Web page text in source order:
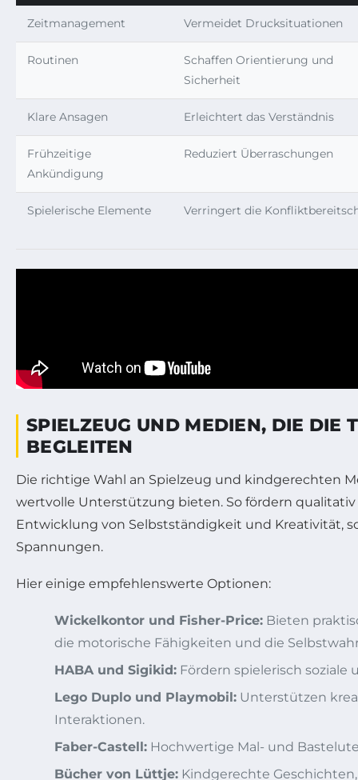
Zeitmanagement Vermeidet Drucksituationen
Routinen
Schaffen Orientierung und
Sicherheit
Klare Ansagen Erleichtert das Verständnis
Frühzeitige
Ankündigung
Reduziert Überraschungen
Spielerische Elemente Verringert die
SPIELZEUG UND MEDIEN, DIE DIE
BEGLEITEN
Die richtige Wahl an Spielzeug und kindgerechten
wertvolle Unterstützung bieten. So fördern
Entwicklung von Selbstständigkeit und Kreativität,
Spannungen.
Hier einige empfehlenswerte Optionen:
Wickelkontor und Fisher-Price: Bieten
die motorische Fähigkeiten und die
HABA und Sigikid: Fördern spielerisch
Lego Duplo und Playmobil: Unterstützen
Interaktionen.
Faber-Castell: Hochwertige Mal- und
Bücher von Lüttje: Kindgerechte